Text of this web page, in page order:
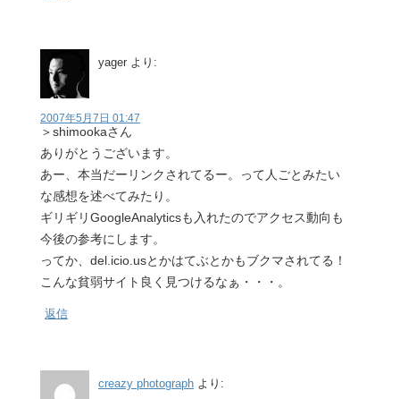
yager より:
2007年5月7日 01:47
＞shimookaさん
ありがとうございます。
あー、本当だーリンクされてるー。って人ごとみたい
な感想を述べてみたり。
ギリギリGoogleAnalyticsも入れたのでアクセス動向も
今後の参考にします。
ってか、del.icio.usとかはてぶとかもブクマされてる！
こんな貧弱サイト良く見つけるなぁ・・・。
返信
creazy photograph より: